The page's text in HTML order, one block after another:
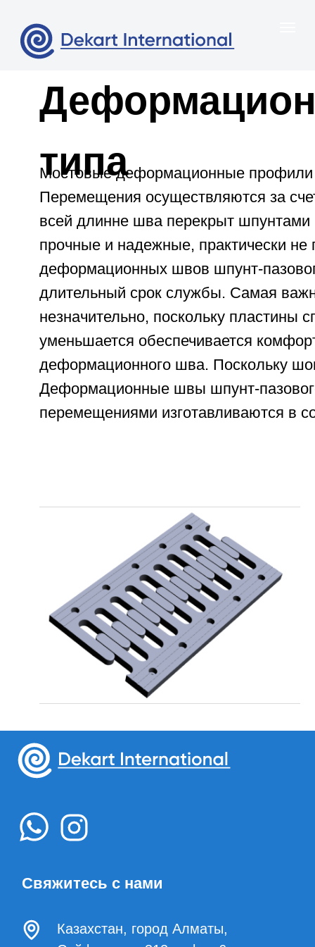
типа
Мостовые деформационные профили шпунт-пазового
всей длинне шва перекрыт шпунтами всречных
прочные и надежные, практически не подвержены
деформационных швов шпунт-пазового типа,
длительный срок службы. Самая важная причина
незначительно, поскольку пластины сплошными
уменьшается обеспечивается комфортный проезд.
деформационного шва. Поскольку шов
Деформационные швы шпунт-пазового типа могут
перемещениями изготавливаются в соответствии с
Казахстан, город Алматы,
Сейфуллина 312 , офис 6
+7 707 700 11 91
bairam.mamedov@dekartint.com
zelimkhan.askarov@dekartint.com
Свяжитесь с нами
Главная